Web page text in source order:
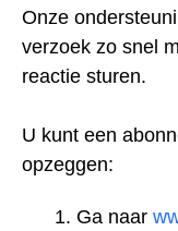
Onze
verzoek zo snel
reactie sturen.
U kunt een
opzeggen:
Ga naar